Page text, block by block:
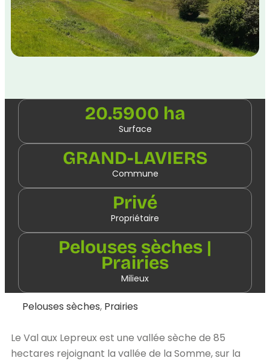
20.5900 ha
Surface
GRAND-LAVIERS
Commune
Privé
Propriétaire
Pelouses sèches |
Prairies
Milieux
Pelouses sèches, Prairies
Le Val aux Lepreux est une vallée sèche de 85
hectares rejoignant la vallée de la Somme, sur la